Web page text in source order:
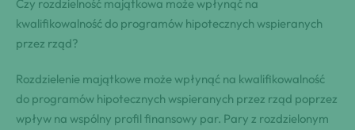
Czy rozdzielność majątkowa może wpłynąć na
kwalifikowalność do programów hipotecznych wspieranych
przez rząd?
Rozdzielenie majątkowe może wpłynąć na kwalifikowalność
do programów hipotecznych wspieranych przez rząd poprzez
wpływ na wspólny profil finansowy par. Pary z rozdzielonym